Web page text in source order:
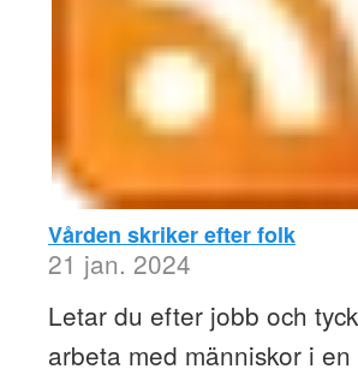
Vården skriker efter folk
21 jan. 2024
Letar du efter jobb och
arbeta med människor i